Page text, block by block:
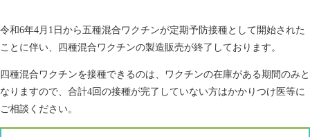
令和6年4月1日から五種混合ワクチンが定期予防接種として開始された
ことに伴い、四種混合ワクチンの製造販売が終了しております。
四種混合ワクチンを接種できるのは、ワクチンの在庫がある期間のみと
なりますので、合計4回の接種が完了していない方はかかりつけ医等に
ご相談ください。